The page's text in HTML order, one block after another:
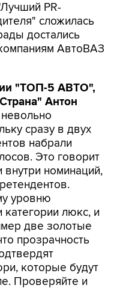
PR-
сложилась
достались
АвтоВАЗ
"ТОП-5 АВТО",
Антон
сразу в двух
набрали
Это говорит
внутри номинаций,
уровню
категории люкс, и
две золотые
прозрачность
которые будут
Проверяйте и